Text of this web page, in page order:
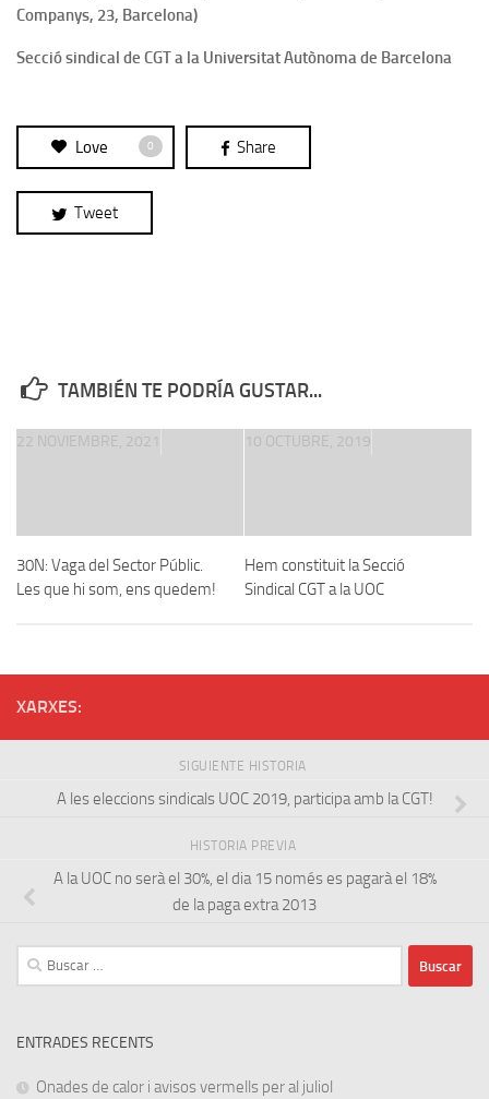
Companys, 23, Barcelona)
Secció sindical de CGT a la Universitat Autònoma de Barcelona
Love 0 Share
Tweet
TAMBIÉN TE PODRÍA GUSTAR...
30N: Vaga del Sector Públic.
Les que hi som, ens quedem!
22 NOVIEMBRE, 2021
Hem constituit la Secció
Sindical CGT a la UOC
10 OCTUBRE, 2019
XARXES:
SIGUIENTE HISTORIA
A les eleccions sindicals UOC 2019, participa amb la CGT!
HISTORIA PREVIA
A la UOC no serà el 30%, el dia 15 només es pagarà el 18%
de la paga extra 2013
Buscar:
ENTRADES RECENTS
Onades de calor i avisos vermells per al juliol